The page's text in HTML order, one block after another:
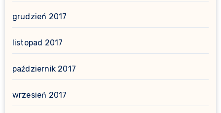
grudzień 2017
listopad 2017
październik 2017
wrzesień 2017